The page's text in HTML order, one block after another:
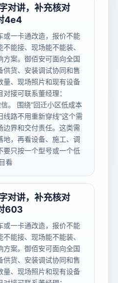
对讲，补充核对
4e4
或一卡通改造，报价不能
能接、现场能不能装、
方案。御佰安可面向全国
供货、安装调试协同和售
量、现场照片和现有设备
接可联系董经理：
。 围绕“回迁小区低成本
路不用重新穿线”这个需
边界和交付责任。这类需
地，再看设备、施工、调
要只按一个型号或一个低
看
对讲，补充核对
603
或一卡通改造，报价不能
能接、现场能不能装、
方案。御佰安可面向全国
供货、安装调试协同和售
量、现场照片和现有设备